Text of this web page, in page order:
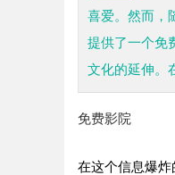
喜爱。然而，
提供了一个免
文化的延伸。
免费影院
在这个信息爆